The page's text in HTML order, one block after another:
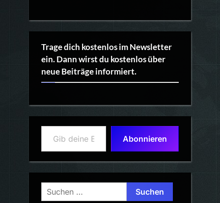
Trage dich kostenlos im Newsletter
ein. Dann wirst du kostenlos über
neue Beiträge informiert.
Gib deine E-Mail-Adresse ein ...
Abonnieren
Suchen
nach: